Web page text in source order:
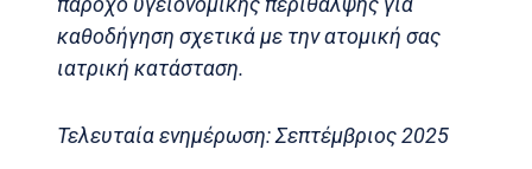
καθοδήγηση σχετικά με την ατομική σας
ιατρική κατάσταση.
Τελευταία ενημέρωση: Σεπτέμβριος 2025